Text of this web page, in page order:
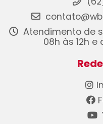
Atendimento de
08h às 12h e